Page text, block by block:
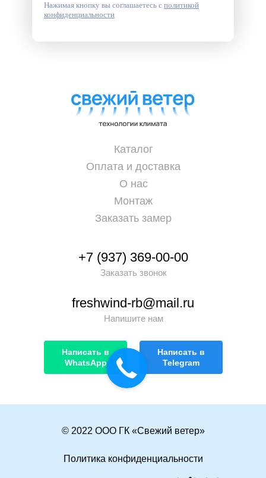
Нажимая кнопку вы соглашаетесь с политикой
конфиденциальности
+7 (937) 369-00-00
Заказать звонок
freshwind-rb@mail.ru
Напишите нам
Каталог
Оплата и доставка
О нас
Монтаж
Заказать замер
Написать в
WhatsApp
Написать в
Telegram
© 2022 ООО ГК «Свежий ветер»
Политика конфиденциальности